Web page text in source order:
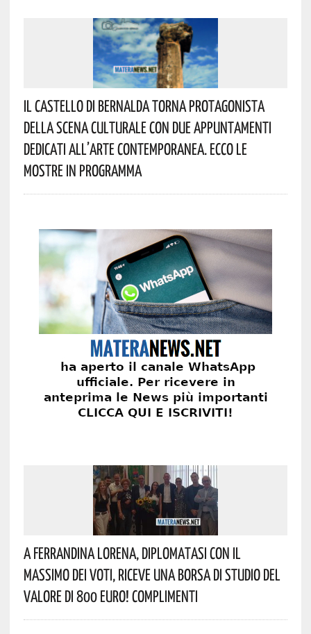
Il Castello Di Bernalda Torna Protagonista
Della Scena Culturale Con Due Appuntamenti
Dedicati All’arte Contemporanea. Ecco Le
Mostre In Programma
A Ferrandina Lorena, Diplomatasi Con Il
Massimo Dei Voti, Riceve Una Borsa Di Studio Del
Valore Di 800 Euro! Complimenti